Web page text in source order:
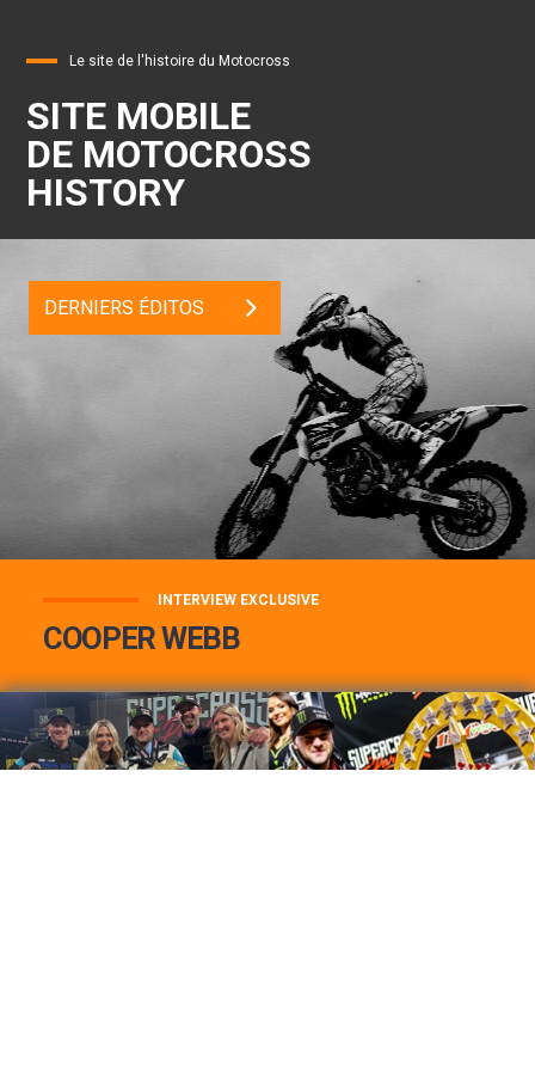
Le site de l'histoire du Motocross
SITE MOBILE
DE MOTOCROSS
HISTORY
DERNIERS ÉDITOS
INTERVIEW EXCLUSIVE
COOPER WEBB